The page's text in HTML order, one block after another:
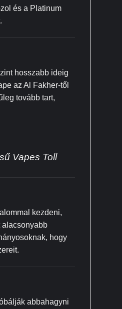
és a Platinum
hosszabb ideig
az Al Fakher-től
tovább tart,
Vapes Toll
kezdeni,
alacsonyabb
hogy
abbahagyni